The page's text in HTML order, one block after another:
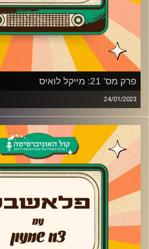
פרק מס' 21: מייקל לואיס
24/01/2023
צח שמעון מארח את מייקל לואיס!
מייקל לואיס מגיע לדבר על היום בו פגש
לו שבעוד שנה הוא יהיה הכוכב הכי גדול
פנטזיה והתגובה הכי מרגשת שקיבל על
בנוסף, מייקל סיפר על השינוי שעשה
רוקדים עם כוכבים ששינה את חייו ומזכיר
גדות הגברי הבא!
קרדיט תמונות:
AudioVersity